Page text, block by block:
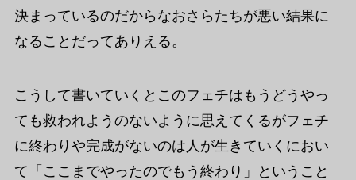
決まっているのだからなおさらたちが悪い結果に
なることだってありえる。
こうして書いていくとこのフェチはもうどうやっ
ても救われようのないように思えてくるがフェチ
に終わりや完成がないのは人が生きていくにおい
て「ここまでやったのでもう終わり」ということ